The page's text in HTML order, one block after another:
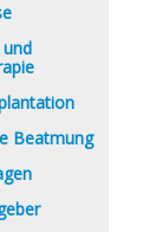
Beatmung